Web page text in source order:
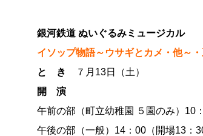
銀河鉄道 ぬいぐるみミュージカル
イソップ物語～ウサギとカメ・他～
と き
７月13日（土）
開 演
午前の部（町立幼稚園 ５園のみ）10
午後の部（一般）14：00（開場13：